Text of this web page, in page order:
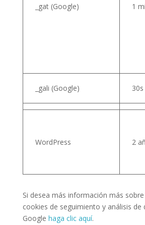
_gat (Google) 1
_gali (Google) 30s
WordPress 2
Si desea más información más
cookies de seguimiento y análisis de
Google haga clic aquí.